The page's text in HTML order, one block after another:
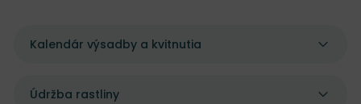
Kalendár výsadby a kvitnutia
Údržba rastliny